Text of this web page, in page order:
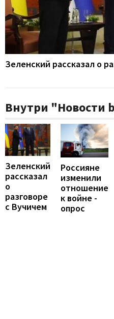
Зеленский рассказал о
Внутри "Новости
Зеленский
рассказал
о
разговоре
с Вучичем
Россияне
изменили
отношение
к войне -
опрос